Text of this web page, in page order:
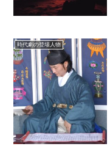
時代劇の登場人物